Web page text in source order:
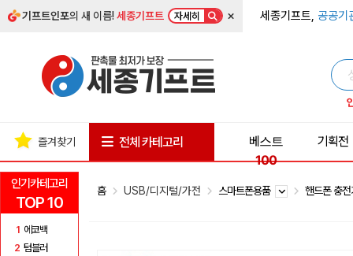
기프트인포의 새 이름!세종기프트 자세히 × 세종기프트, 공공기
인기카테고리
TOP 10
1 에코백
2 텀블러
즐겨찾기 전체 카테고리
베스트
100
기획전
홈 USB/디지털/가전 스마트폰용품 핸드폰 충